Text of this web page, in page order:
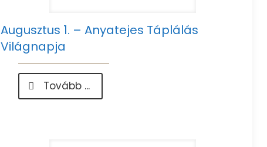
Augusztus 1. – Anyatejes Táplálás
Világnapja
Tovább ...-
Augusztus